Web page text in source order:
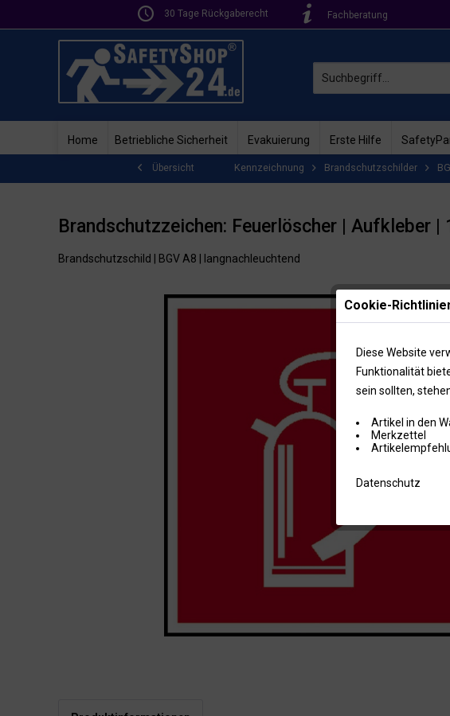
30 Tage Rückgaberecht Fachberatung
Home Betriebliche Sicherheit Evakuierung Erste Hilfe
Übersicht Kennzeichnung Brandschutzschilder
Brandschutzzeichen: Feuerlöscher | Aufkleber |
Brandschutzschild | BGV A8 | langnachleuchtend
Cookie-
Diese Website
Funktionalität
sein sollten,
Artikel in den
Merkzettel
Datenschutz